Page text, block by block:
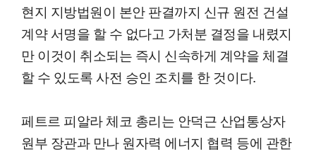
현지 지방법원이 본안 판결까지 신규 원전 건설
계약 서명을 할 수 없다고 가처분 결정을 내렸지
만 이것이 취소되는 즉시 신속하게 계약을 체결
할 수 있도록 사전 승인 조치를 한 것이다.
페트르 피알라 체코 총리는 안덕근 산업통상자
원부 장관과 만나 원자력 에너지 협력 등에 관한